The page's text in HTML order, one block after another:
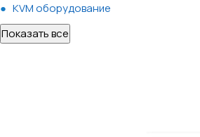
KVM оборудование
Показать все